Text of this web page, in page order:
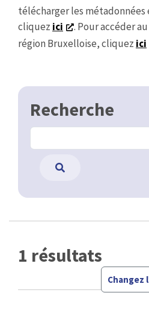
télécharger les
cliquez ici
. Pour accéder
région Bruxelloise, cliquez ici
Recherche
1 résultats
Changez